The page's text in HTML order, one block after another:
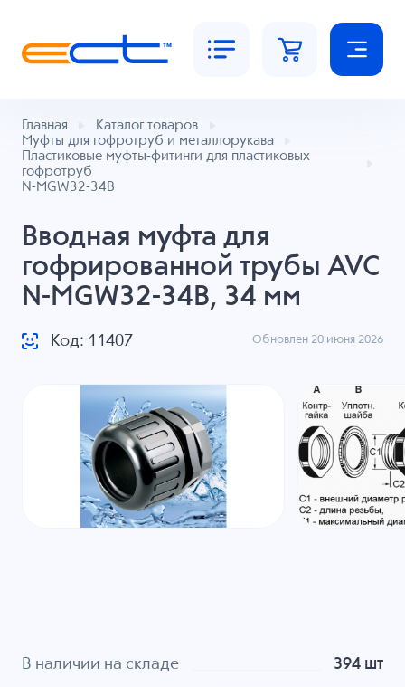
Главная
Каталог товаров
Муфты для гофротруб и металлорукава
Пластиковые муфты-фитинги для пластиковых
гофротруб
N-MGW32-34B
Вводная муфта для
гофрированной трубы AVC
N-MGW32-34B, 34 мм
Код: 11407 Обновлен 20 июня 2026
В наличии на складе 394 шт